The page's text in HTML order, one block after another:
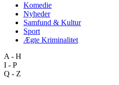
Komedie
Nyheder
Samfund & Kultur
Sport
Ægte Kriminalitet
A - H
I - P
Q - Z